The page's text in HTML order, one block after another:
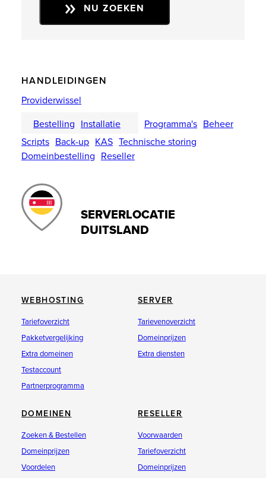
NU ZOEKEN
HANDLEIDINGEN
Providerwissel
Bestelling Installatie Programma's Beheer
Scripts Back-up KAS Technische storing
Domeinbestelling Reseller
SERVERLOCATIE
DUITSLAND
WEBHOSTING
Tariefoverzicht
Pakketvergelijking
Extra domeinen
Testaccount
Partnerprogramma
SERVER
Tarievenoverzicht
Domeinprijzen
Extra diensten
DOMEINEN
Zoeken & Bestellen
Domeinprijzen
Voordelen
RESELLER
Voorwaarden
Tariefoverzicht
Domeinprijzen